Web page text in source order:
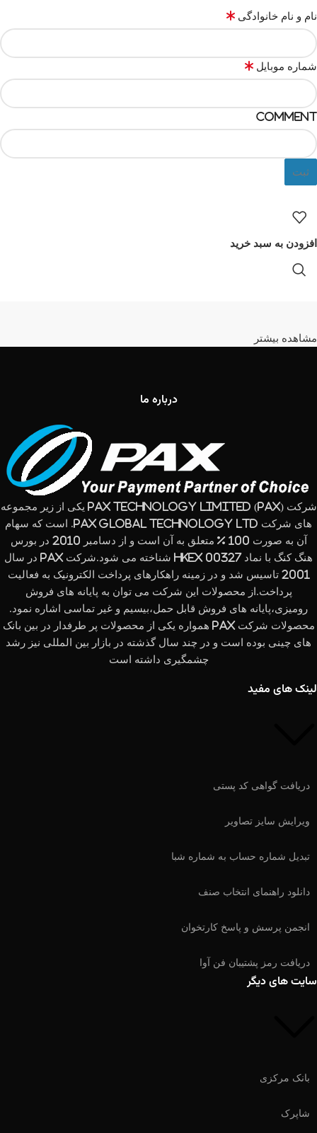
نام و نام خانوادگی *
شماره موبایل *
Comment
ثبت
افزودن به سبد خرید
مشاهده بیشتر
درباره ما
شرکت (PAX Technology Limited (PAX یکی از زیر مجموعه
های شرکت PAX Global Technology Ltd. است که سهام
آن به صورت 100 % متعلق به آن است و از دسامبر 2010 در بورس
هنگ کنگ با نماد HKEx 00327 شناخته می شود.شرکت PAX در سال
2001 تاسیس شد و در زمینه راهکارهای پرداخت الکترونیک به فعالیت
پرداخت.از محصولات این شرکت می توان به پایانه های فروش
رومیزی،پایانه های فروش قابل حمل،بیسیم و غیر تماسی اشاره نمود.
محصولات شرکت PAX همواره یکی از محصولات پر طرفدار در بین بانک
های چینی بوده است و در چند سال گذشته در بازار بین المللی نیز رشد
چشمگیری داشته است
لینک های مفید
دریافت گواهی کد پستی
ویرایش سایز تصاویر
تبدیل شماره حساب به شماره شبا
دانلود راهنمای انتخاب صنف
انجمن پرسش و پاسخ کارتخوان
دریافت رمز پشتیبان فن آوا
سایت های دیگر
بانک مرکزی
شاپرک